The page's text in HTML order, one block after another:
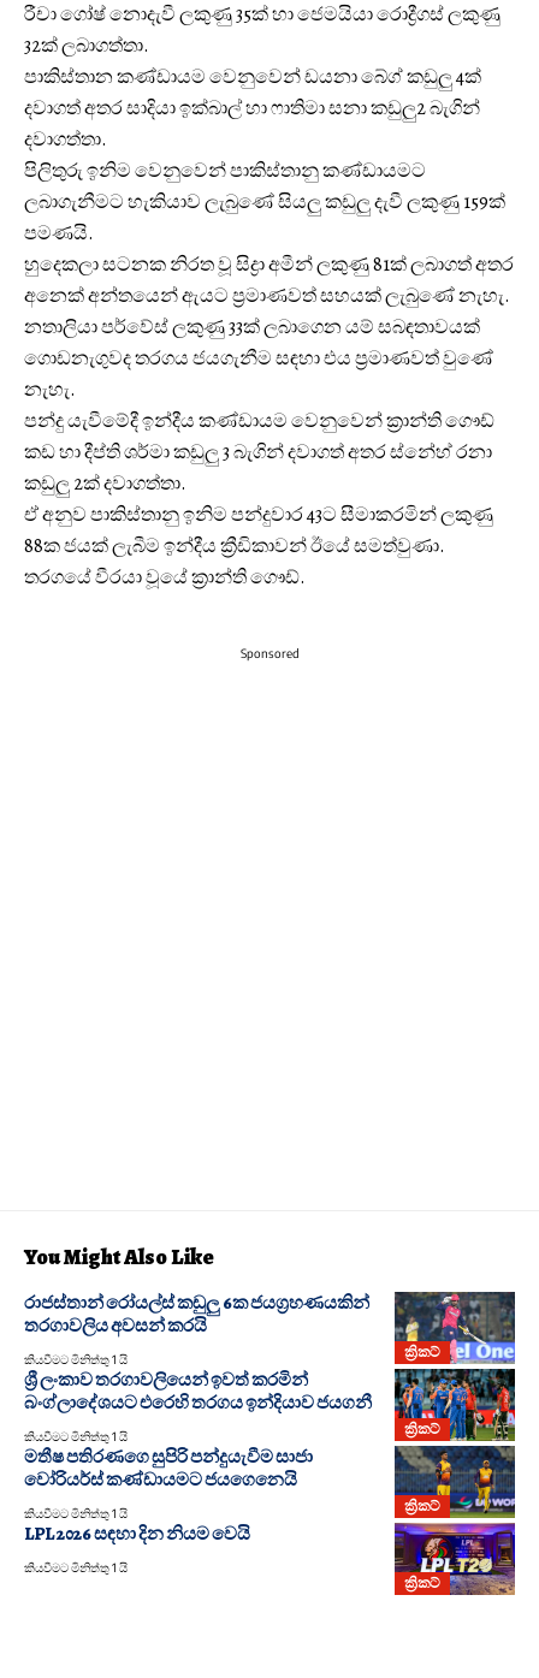
රීචා ගෝෂ් නොදැවී ලකුණු 35ක් හා ජෙමයියා රොද්‍රීගස් ලකුණු
32ක් ලබාගත්තා.
පාකිස්තාන කණ්ඩායම වෙනුවෙන් ඩයනා බේග් කඩුලු 4ක්
දවාගත් අතර සාදියා ඉක්බාල් හා ෆාතිමා සනා කඩුලු2 බැගින්
දවාගත්තා.
පිලිතුරු ඉනිම වෙනුවෙන් පාකිස්තානු කණ්ඩායමට
ලබාගැනීමට හැකියාව ලැබුණේ සියලු කඩුලු දැවී ලකුණු 159ක්
පමණයි.
හුදෙකලා සටනක නිරත වූ සිද්‍රා අමීන් ලකුණු 81ක් ලබාගත් අතර
අනෙක් අන්තයෙන් ඇයට ප්‍රමාණවත් සහයක් ලැබුණේ නැහැ.
නතාලියා පර්වේස් ලකුණු 33ක් ලබාගෙන යම් සබඳතාවයක්
ගොඩනැගුවද තරගය ජයගැනීම සඳහා එය ප්‍රමාණවත් වුණේ
නැහැ.
පන්දු යැවීමේදී ඉන්දීය කණ්ඩායම වෙනුවෙන් ක්‍රාන්ති ගෞඩ්
කඩ හා දීප්ති ශර්මා කඩුලු 3 බැගින් දවාගත් අතර ස්නේහ් රනා
කඩුලු 2ක් දවාගත්තා.
ඒ අනුව පාකිස්තානු ඉනිම පන්දුවාර 43ට සීමාකරමින් ලකුණු
88ක ජයක් ලැබීම ඉන්දීය ක්‍රීඩිකාවන් ඊයේ සමත්වුණා.
තරගයේ වීරයා වූයේ ක්‍රාන්ති ගෞඩ්.
Sponsored
You Might Also Like
ක්‍රිකට්
රාජස්තාන් රෝයල්ස් කඩුලු 6ක ජයග්‍රහණයකින්
තරගාවලිය අවසන් කරයි
කියවීමට මිනිත්තු 1 යි
ක්‍රිකට්
ශ්‍රී ලංකාව තරගාවලියෙන් ඉවත් කරමින්
බංග්ලාදේශයට එරෙහි තරගය ඉන්දියාව ජයගනී
කියවීමට මිනිත්තු 1 යි
ක්‍රිකට්
මතීෂ පතිරණගෙ සුපිරි පන්දුයැවීම සාජා
වෝරියර්ස් කණ්ඩායමට ජයගෙනෙයි
කියවීමට මිනිත්තු 1 යි
ක්‍රිකට්
LPL 2026 සඳහා දින නියම වෙයි
කියවීමට මිනිත්තු 1 යි